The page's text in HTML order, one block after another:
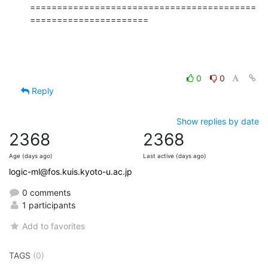
==========================================
======================
0
0
Reply
Show replies by date
2368
Age (days ago)
2368
Last active (days ago)
logic-ml@fos.kuis.kyoto-u.ac.jp
0 comments
1 participants
Add to favorites
TAGS (0)